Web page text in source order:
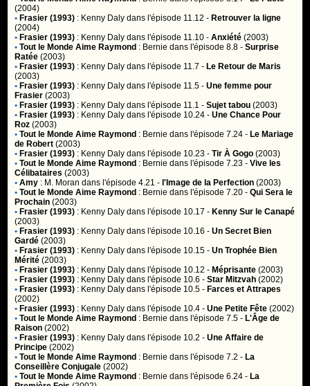
(2004)
• Frasier (1993) : Kenny Daly dans l'épisode 11.12 - Retrouver la ligne
(2004)
• Frasier (1993) : Kenny Daly dans l'épisode 11.10 -Anxiété (2003)
• Tout le Monde Aime Raymond : Bernie dans l'épisode 8.8 -Surprise
Ratée (2003)
• Frasier (1993) : Kenny Daly dans l'épisode 11.7 - Le Retour de Maris
(2003)
• Frasier (1993) : Kenny Daly dans l'épisode 11.5 -Une femme pour
Frasier (2003)
• Frasier (1993) : Kenny Daly dans l'épisode 11.1 -Sujet tabou (2003)
• Frasier (1993) : Kenny Daly dans l'épisode 10.24 -Une Chance Pour
Roz (2003)
• Tout le Monde Aime Raymond : Bernie dans l'épisode 7.24 - Le Mariage
de Robert (2003)
• Frasier (1993) : Kenny Daly dans l'épisode 10.23 -Tir À Gogo (2003)
• Tout le Monde Aime Raymond : Bernie dans l'épisode 7.23 -Vive les
Célibataires (2003)
• Amy : M. Moran dans l'épisode 4.21 - l'Image de la Perfection (2003)
• Tout le Monde Aime Raymond : Bernie dans l'épisode 7.20 -Qui Sera le
Prochain (2003)
• Frasier (1993) : Kenny Daly dans l'épisode 10.17 - Kenny Sur le Canapé
(2003)
• Frasier (1993) : Kenny Daly dans l'épisode 10.16 -Un Secret Bien
Gardé (2003)
• Frasier (1993) : Kenny Daly dans l'épisode 10.15 -Un Trophée Bien
Mérité (2003)
• Frasier (1993) : Kenny Daly dans l'épisode 10.12 - Méprisante (2003)
• Frasier (1993) : Kenny Daly dans l'épisode 10.6 -Star Mitzvah (2002)
• Frasier (1993) : Kenny Daly dans l'épisode 10.5 - Farces et Attrapes
(2002)
• Frasier (1993) : Kenny Daly dans l'épisode 10.4 -Une Petite Fête (2002)
• Tout le Monde Aime Raymond : Bernie dans l'épisode 7.5 - L'Âge de
Raison (2002)
• Frasier (1993) : Kenny Daly dans l'épisode 10.2 -Une Affaire de
Principe (2002)
• Tout le Monde Aime Raymond : Bernie dans l'épisode 7.2 - La
Conseillère Conjugale(2002)
• Tout le Monde Aime Raymond : Bernie dans l'épisode 6.24 - La